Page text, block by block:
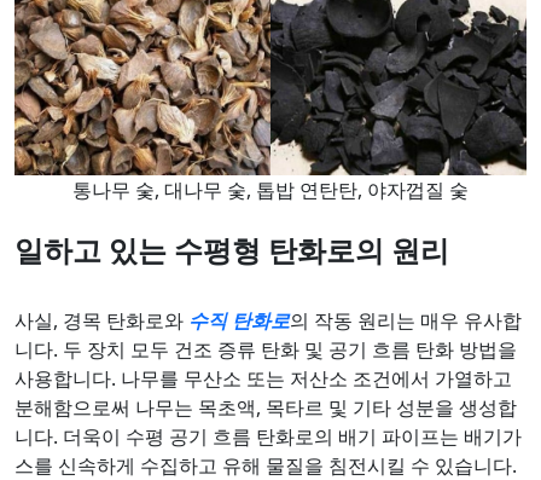
통나무 숯, 대나무 숯, 톱밥 연탄탄, 야자껍질 숯
일하고 있는 수평형 탄화로의 원리
사실, 경목 탄화로와 수직 탄화로의 작동 원리는 매우 유사합
니다. 두 장치 모두 건조 증류 탄화 및 공기 흐름 탄화 방법을
사용합니다. 나무를 무산소 또는 저산소 조건에서 가열하고
분해함으로써 나무는 목초액, 목타르 및 기타 성분을 생성합
니다. 더욱이 수평 공기 흐름 탄화로의 배기 파이프는 배기가
스를 신속하게 수집하고 유해 물질을 침전시킬 수 있습니다.